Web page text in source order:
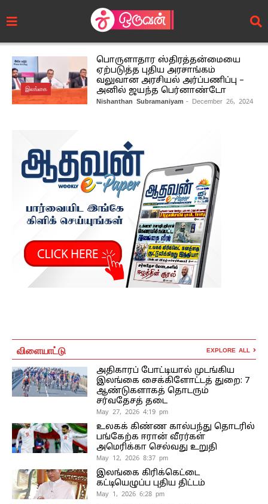
இலங்கை
பொருளாதார ஸ்திரத்தன்மையை
ஏற்படுத்த புதிய அரசாங்கம்
வலுவான அரசியல் அர்ப்பணிப்பு –
அனில் ஜயந்த பெர்னாண்டோ
Nishanthan Subramaniyam - December 26, 2024
விளையாட்டு EXPLORE ALL
அதிகாரப் போட்டியால் முடங்கிய
இலங்கை சைக்கிளோட்டத் துறை: 7
ஆண்டுகளாகத் தொடரும்
சர்வதேசத் தடை
May 27, 2026 4:19 pm
உலகக் கிண்ண கால்பந்து தொடரில்
பங்கேற்க ஈரான் வீரர்கள்
அமெரிக்கா செல்வது உறுதி
May 12, 2026 8:37 pm
இலங்கை கிரிக்கெட்டை
கட்டியெழுப்ப புதிய திட்டம்
May 1, 2026 6:28 pm